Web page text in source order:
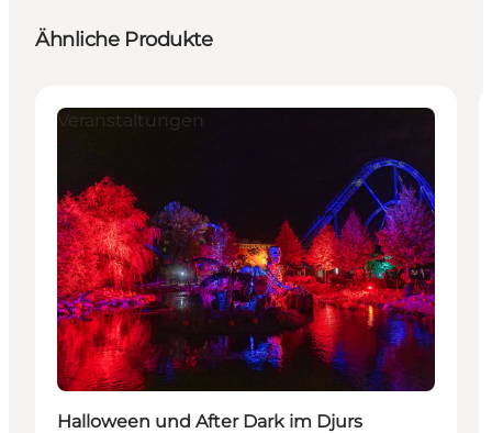
Ähnliche Produkte
Veranstaltungen
Halloween und After Dark im Djurs